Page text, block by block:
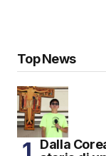
Top News
Dalla